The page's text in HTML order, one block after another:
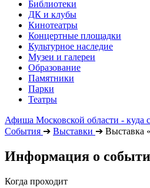
Библиотеки
ДК и клубы
Кинотеатры
Концертные площадки
Культурное наследие
Музеи и галереи
Образование
Памятники
Парки
Театры
Афиша Московской области - куда
События ➔ Выставки ➔ Выставка
Информация о
Когда проходит